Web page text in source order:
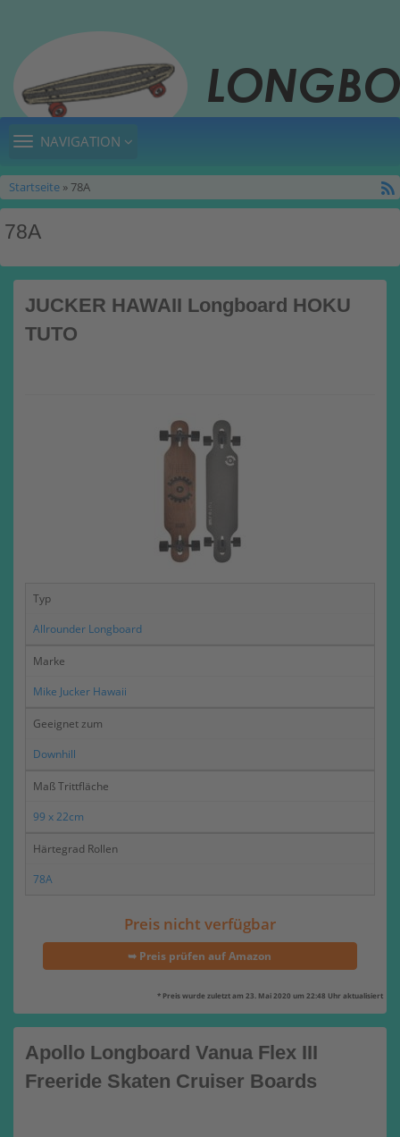
TOGGLE
NAVIGATION
Startseite » 78A
78A
JUCKER HAWAII Longboard HOKU
TUTO
Typ
Allrounder Longboard
Marke
Mike Jucker Hawaii
Geeignet zum
Downhill
Maß Trittfläche
99 x 22cm
Härtegrad Rollen
78A
Preis nicht verfügbar
➥ Preis prüfen auf Amazon
* Preis wurde zuletzt am 23. Mai 2020 um 22:48 Uhr aktualisiert
Apollo Longboard Vanua Flex III
Freeride Skaten Cruiser Boards